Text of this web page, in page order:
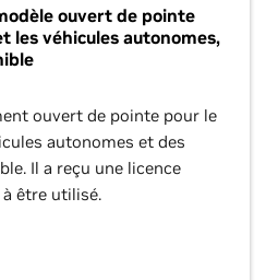
ouvert de pointe
les véhicules autonomes,
ouvert de pointe pour le
autonomes et des
Il a reçu une licence
être utilisé.